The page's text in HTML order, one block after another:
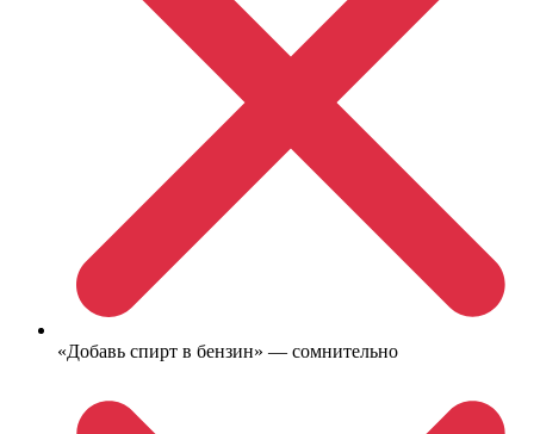
«Добавь спирт в бензин» — сомнительно